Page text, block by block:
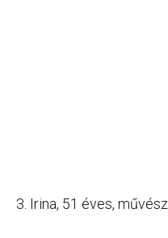
3. Irina, 51 éves, művész